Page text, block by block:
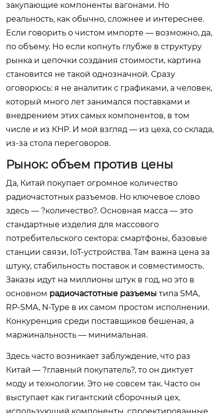
закупающие компоненты вагонами. Но
реальность, как обычно, сложнее и интереснее.
Если говорить о чистом импорте — возможно, да,
по объему. Но если копнуть глубже в структуру
рынка и цепочки создания стоимости, картина
становится не такой однозначной. Сразу
оговорюсь: я не аналитик с графиками, а человек,
который много лет занимался поставками и
внедрением этих самых компонентов, в том
числе и из КНР. И мой взгляд — из цеха, со склада,
из-за стола переговоров.
Рынок: объем против цены
Да, Китай покупает огромное количество
радиочастотных разъемов. Но ключевое слово
здесь — ?количество?. Основная масса — это
стандартные изделия для массового
потребительского сектора: смартфоны, базовые
станции связи, IoT-устройства. Там важна цена за
штуку, стабильность поставок и совместимость.
Заказы идут на миллионы штук в год, но это в
основном радиочастотные разъемы типа SMA,
RP-SMA, N-Type в их самом простом исполнении.
Конкуренция среди поставщиков бешеная, а
маржинальность — минимальная.
Здесь часто возникает заблуждение, что раз
Китай — ?главный покупатель?, то он диктует
моду и технологии. Это не совсем так. Часто он
выступает как гигантский сборочный цех,